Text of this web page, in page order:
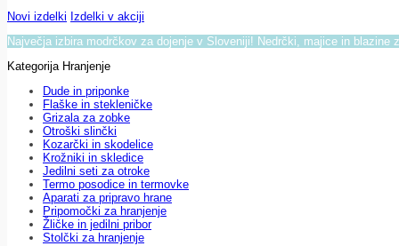
Novi izdelki Izdelki v akciji
Največja izbira modrčkov za dojenje v Sloveniji! Nedrčki, majice in blazine
Kategorija Hranjenje
Dude in priponke
Flaške in stekleničke
Grizala za zobke
Otroški slinčki
Kozarčki in skodelice
Krožniki in skledice
Jedilni seti za otroke
Termo posodice in termovke
Aparati za pripravo hrane
Pripomočki za hranjenje
Žličke in jedilni pribor
Stolčki za hranjenje